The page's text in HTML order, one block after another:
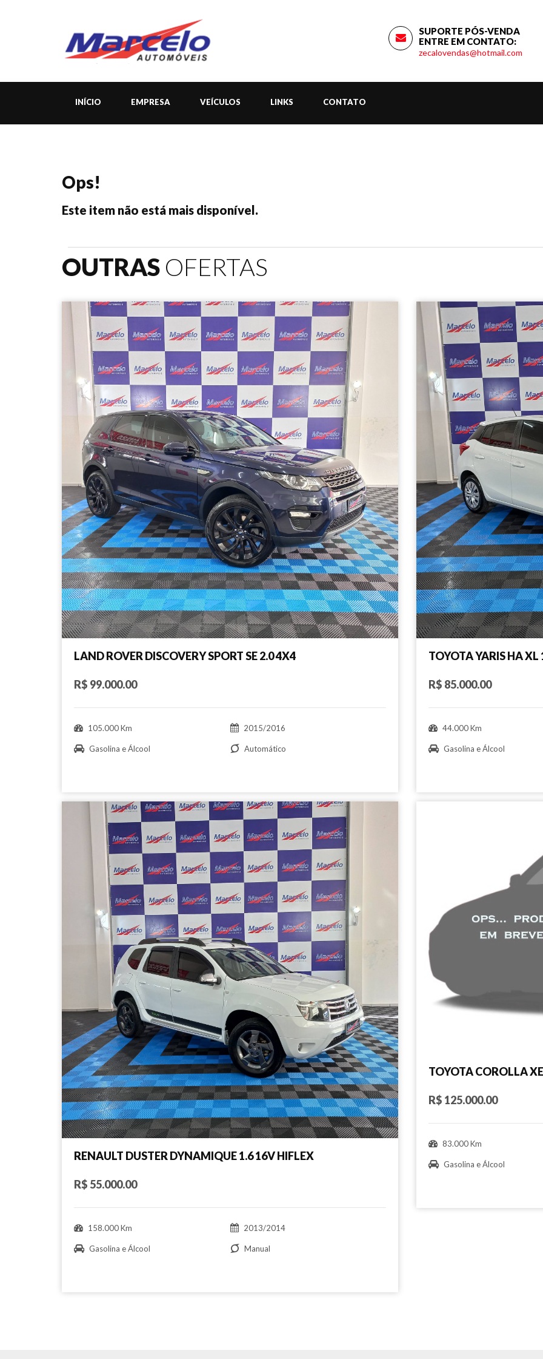
SUPORTE PÓS-VENDA
ENTRE EM CONTATO:
zecalovendas@hotmail.com
INÍCIO EMPRESA VEÍCULOS LINKS CONTATO
Ops!
Este item não está mais disponível.
OUTRAS OFERTAS
LAND ROVER DISCOVERY SPORT SE 2.0 4X4
R$ 99.000.00
105.000 Km 2015/2016
Gasolina e Álcool Automático
TOYOTA YARIS HA XL
R$ 85.000.00
44.000 Km
Gasolina e Álcool
RENAULT DUSTER DYNAMIQUE 1.6 16V HIFLEX
R$ 55.000.00
158.000 Km 2013/2014
Gasolina e Álcool Manual
TOYOTA COROLLA
R$ 125.000.00
83.000 Km
Gasolina e Álcool